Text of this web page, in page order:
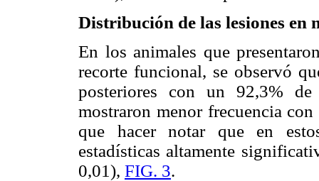
Distribución de las lesiones en
En los animales que
recorte funcional, se observó
posteriores con un 92,3%
mostraron menor frecuencia
que hacer notar que en
estadísticas altamente
0,01), FIG. 3.